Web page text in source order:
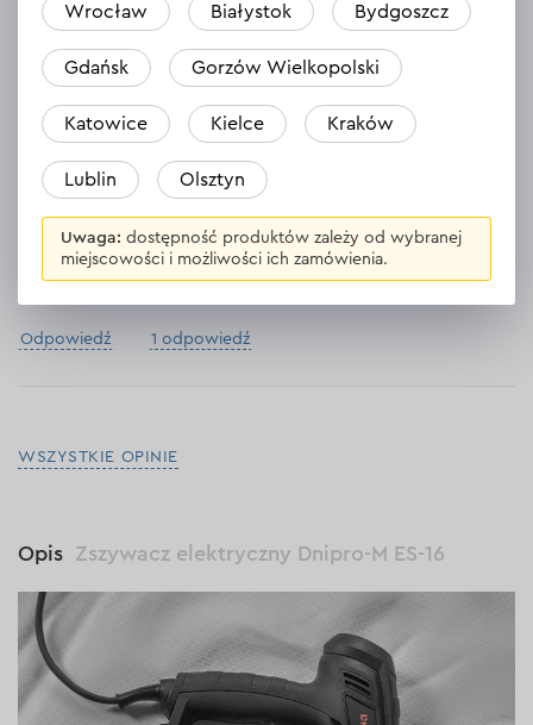
Odpowiedź 1 odpowiedź
Aleksander
Bardzo dobry zszywacz. Sprawnie poszło obijanie łóżka i pufy.
Nie zacina
Odpowiedź 1 odpowiedź
WSZYSTKIE OPINIE
Opis Zszywacz elektryczny Dnipro-M ES-16
Wrocław Białystok Bydgoszcz
Gdańsk Gorzów Wielkopolski
Katowice Kielce Kraków
Lublin Olsztyn
Uwaga: dostępność produktów zależy od wybranej
miejscowości i możliwości ich zamówienia.